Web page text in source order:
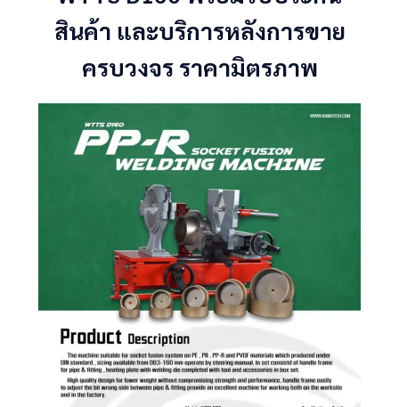
สินค้า และบริการหลังการขาย
ครบวงจร ราคามิตรภาพ